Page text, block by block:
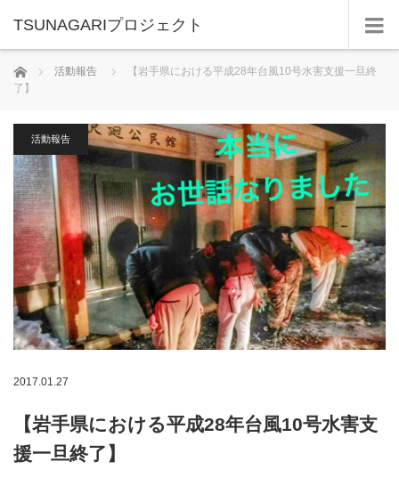
TSUNAGARIプロジェクト
ホーム 活動報告
【岩手県における平成28年台風10号水害支援一旦終
了】
活動報告
2017.01.27
【岩手県における平成28年台風10号水害支
援一旦終了】